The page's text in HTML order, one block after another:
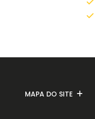
MAPA DO SITE